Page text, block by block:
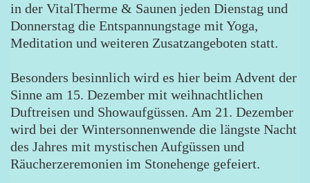
in der VitalTherme & Saunen jeden Dienstag und
Donnerstag die Entspannungstage mit Yoga,
Meditation und weiteren Zusatzangeboten statt.
Besonders besinnlich wird es hier beim Advent der
Sinne am 15. Dezember mit weihnachtlichen
Duftreisen und Showaufgüssen. Am 21. Dezember
wird bei der Wintersonnenwende die längste Nacht
des Jahres mit mystischen Aufgüssen und
Räucherzeremonien im Stonehenge gefeiert.